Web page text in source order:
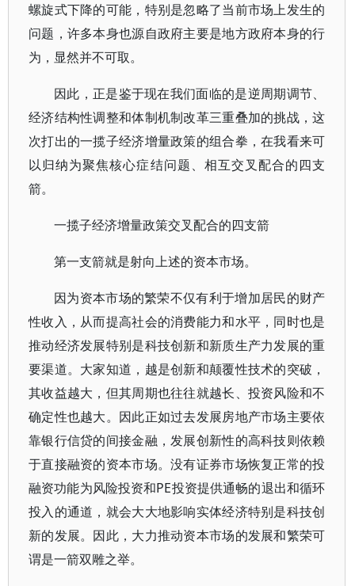
螺旋式下降的可能，特别是忽略了当前市场上发生的
问题，许多本身也源自政府主要是地方政府本身的行
为，显然并不可取。
因此，正是鉴于现在我们面临的是逆周期调节、
经济结构性调整和体制机制改革三重叠加的挑战，这
次打出的一揽子经济增量政策的组合拳，在我看来可
以归纳为聚焦核心症结问题、相互交叉配合的四支
箭。
一揽子经济增量政策交叉配合的四支箭
第一支箭就是射向上述的资本市场。
因为资本市场的繁荣不仅有利于增加居民的财产
性收入，从而提高社会的消费能力和水平，同时也是
推动经济发展特别是科技创新和新质生产力发展的重
要渠道。大家知道，越是创新和颠覆性技术的突破，
其收益越大，但其周期也往往就越长、投资风险和不
确定性也越大。因此正如过去发展房地产市场主要依
靠银行信贷的间接金融，发展创新性的高科技则依赖
于直接融资的资本市场。没有证券市场恢复正常的投
融资功能为风险投资和PE投资提供通畅的退出和循环
投入的通道，就会大大地影响实体经济特别是科技创
新的发展。因此，大力推动资本市场的发展和繁荣可
谓是一箭双雕之举。